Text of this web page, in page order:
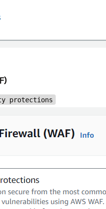
protections